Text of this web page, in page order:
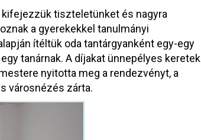
tiszteletünket és nagyra
a gyerekekkel tanulmányi
ítéltük oda tantárgyanként egy-egy
tanárnak. A díjakat ünnepélyes keretek
nyitotta meg a rendezvényt, a
városnézés zárta.